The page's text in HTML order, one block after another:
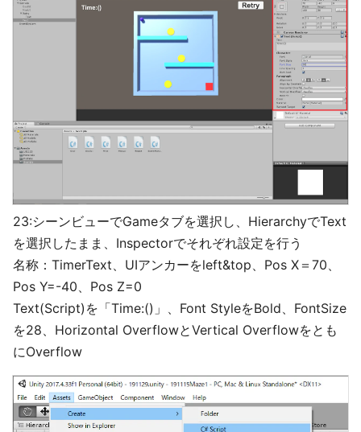
23:シーンビューでGameタブを選択し、HierarchyでText
を選択したまま、Inspectorでそれぞれ設定を行う
名称：TimerText、UIアンカーをleft&top、Pos X＝70、
Pos Y=-40、Pos Z=0
Text(Script)を「Time:()」、Font StyleをBold、FontSize
を28、Horizontal OverflowとVertical Overflowをとも
にOverflow